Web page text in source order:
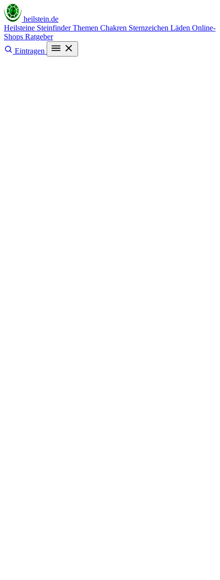
heilstein.de
Heilsteine SteinfinderThemen Chakren Sternzeichen Läden Online-
Shops Ratgeber
Eintragen